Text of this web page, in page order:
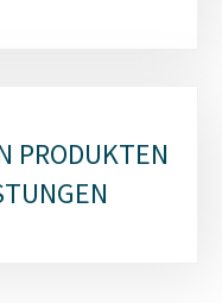
PRODUKTEN